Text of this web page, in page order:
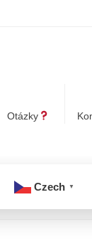
Otázky
Czech ▼